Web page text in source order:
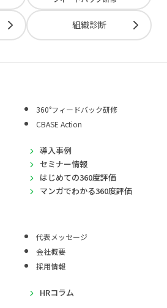
組織診断
360°フィードバック研修
CBASE Action
導入事例
セミナー情報
はじめての360度評価
マンガでわかる360度評価
代表メッセージ
会社概要
採用情報
HRコラム